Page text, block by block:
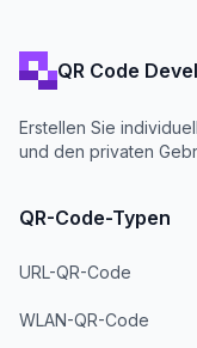
QR Code
Erstellen Sie
und den privaten
QR-Code-Typen
URL-QR-Code
WLAN-QR-Code